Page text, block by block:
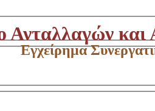
Ανταλλαγών
Εγχείρημα